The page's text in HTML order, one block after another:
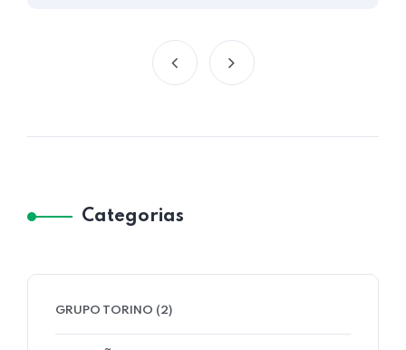
Categorias
GRUPO TORINO (2)